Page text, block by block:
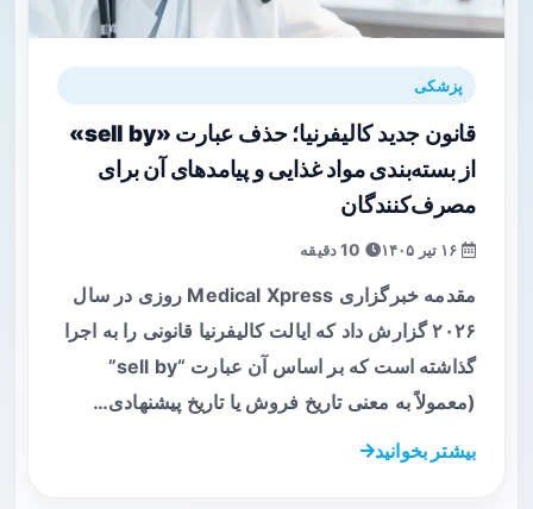
پزشکی
قانون جدید کالیفرنیا؛ حذف عبارت «sell by»
از بسته‌بندی مواد غذایی و پیامدهای آن برای
مصرف‌کنندگان
مقدمه خبرگزاری Medical Xpress روزی در سال
۲۰۲۶ گزارش داد که ایالت کالیفرنیا قانونی را به اجرا
گذاشته است که بر اساس آن عبارت “sell by”
(معمولاً به معنی تاریخ فروش یا تاریخ پیشنهادی…
بیشتر بخوانید